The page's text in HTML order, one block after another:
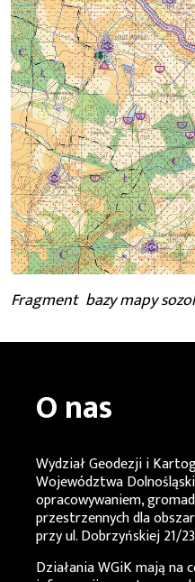
Fragment bazy mapy
O nas
Wydział Geodezji i
Województwa
opracowywaniem,
przestrzennych dla
przy ul. Dobrzyńskiej 21/
DziałaniaWGiKmają na